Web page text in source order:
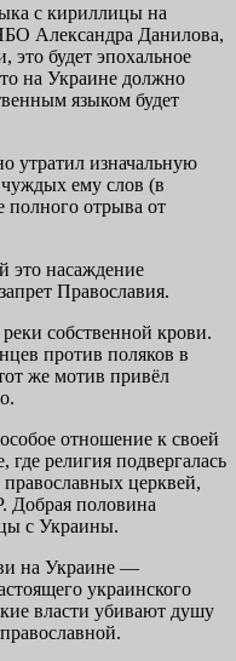
с кириллицы на
Александра Данилова,
это будет эпохальное
на Украине должно
языком будет
утратил изначальную
чуждых ему слов (в
полного отрыва от
это насаждение
Православия.
собственной крови.
против поляков в
же мотив привёл
отношение к своей
религия подвергалась
церквей,
Добрая половина
с Украины.
на Украине —
украинского
власти убивают душу